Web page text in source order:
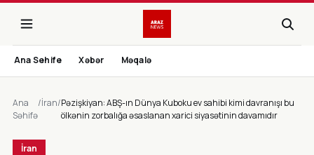
Ana Sehife Xəbər Məqalə
Ana
Səhifə
/İran/Pəzişkiyan: ABŞ-ın Dünya Kuboku ev sahibi kimi davranışı bu
ölkənin zorbalığa əsaslanan xarici siyasətinin davamıdır
İran